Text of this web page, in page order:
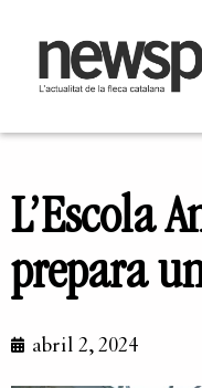
L’Escola
prepara
abril 2, 2024